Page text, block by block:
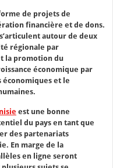
de projets de
financière et de dons.
autour de deux
régionale par
la promotion du
économique par
économiques et le
est une bonne
du pays en tant que
des partenariats
En marge de la
en ligne seront